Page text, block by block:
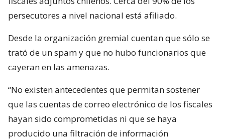
persecutores a nivel nacional está afiliado.
Desde la organización gremial cuentan que sólo se
trató de un spam y que no hubo funcionarios que
cayeran en las amenazas.
“No existen antecedentes que permitan sostener
que las cuentas de correo electrónico de los fiscales
hayan sido comprometidas ni que se haya
producido una filtración de información